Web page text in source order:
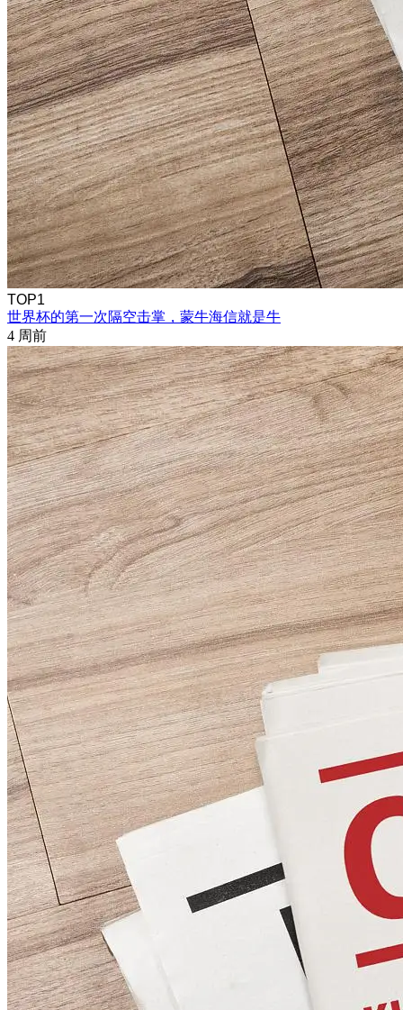
TOP1
世界杯的第一次隔空击掌，蒙牛海信就是牛
4 周前